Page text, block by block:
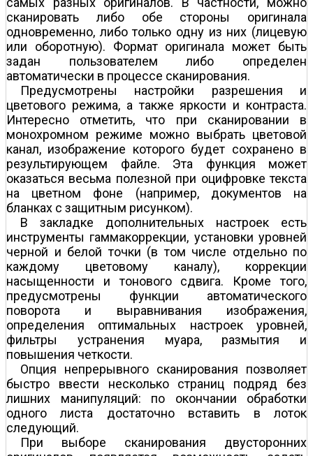
сканировать либо обе стороны оригинала
одновременно, либо только одну из них (лицевую
или оборотную). Формат оригинала может быть
задан пользователем либо определен
автоматически в процессе сканирования.
Предусмотрены настройки разрешения и
цветового режима, а также яркости и контраста.
Интересно отметить, что при сканировании в
монохромном режиме можно выбрать цветовой
канал, изображение которого будет сохранено в
результирующем файле. Эта функция может
оказаться весьма полезной при оцифровке текста
на цветном фоне (например, документов на
бланках с защитным рисунком).
В закладке дополнительных настроек есть
инструменты гамма­коррекции, установки уровней
черной и белой точки (в том числе отдельно по
каждому цветовому каналу), коррекции
насыщенности и тонового сдвига. Кроме того,
предусмотрены функции автоматического
поворота и выравнивания изображения,
определения оптимальных настроек уровней,
фильтры устранения муара, размытия и
повышения четкости.
Опция непрерывного сканирования позволяет
быстро ввести несколько страниц подряд без
лишних манипуляций: по окончании обработки
одного листа достаточно вставить в лоток
следующий.
При выборе сканирования двусторонних